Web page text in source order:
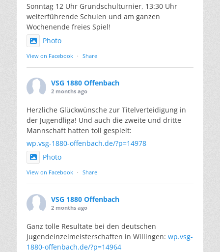
Sonntag 12 Uhr Grundschulturnier, 13:30 Uhr
weiterführende Schulen und am ganzen
Wochenende freies Spiel!
Photo
View on Facebook · Share
VSG 1880 Offenbach
2 months ago
Herzliche Glückwünsche zur Titelverteidigung in
der Jugendliga! Und auch die zweite und dritte
Mannschaft hatten toll gespielt:
wp.vsg-1880-offenbach.de/?p=14978
Photo
View on Facebook · Share
VSG 1880 Offenbach
2 months ago
Ganz tolle Resultate bei den deutschen
Jugendeinzelmeisterschaften in Willingen: wp.vsg-
1880-offenbach.de/?p=14964